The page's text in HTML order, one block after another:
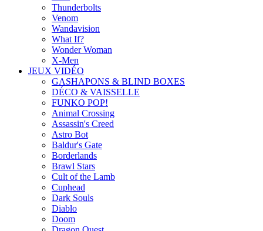
Thunderbolts
Venom
Wandavision
What If?
Wonder Woman
X-Men
JEUX VIDÉO
GASHAPONS & BLIND BOXES
DÉCO & VAISSELLE
FUNKO POP!
Animal Crossing
Assassin's Creed
Astro Bot
Baldur's Gate
Borderlands
Brawl Stars
Cult of the Lamb
Cuphead
Dark Souls
Diablo
Doom